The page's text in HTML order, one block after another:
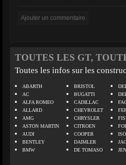
TOUTES LES GT,
Toutes les infos sur les
ABARTH
AC
ALFA ROMEO
ALLARD
AMG
ASTON MARTIN
AUDI
BENTLEY
BMW
BRISTOL
BUGATTI
CADILLAC
CHEVROLET
CHRYSLER
CITROEN
COOPER
DAIMLER
DE TOMASO